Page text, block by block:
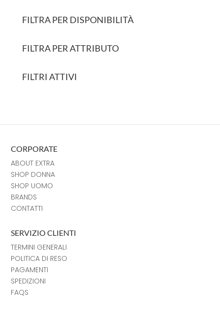
FILTRA PER DISPONIBILITÀ
FILTRA PER ATTRIBUTO
FILTRI ATTIVI
CORPORATE
ABOUT EXTRA
SHOP DONNA
SHOP UOMO
BRANDS
CONTATTI
SERVIZIO CLIENTI
TERMINI GENERALI
POLITICA DI RESO
PAGAMENTI
SPEDIZIONI
FAQS